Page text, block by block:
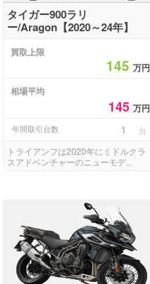
タイガー900ラリ
ー/Aragon【2020～24年】
買取上限
145万円
相場平均
145万円
年間取引台数 1 台
トライアンフは2020年にミドルクラ
スアドベンチャーのニューモデ...